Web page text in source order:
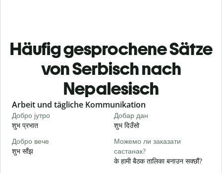
Häufig gesprochene Sätze
von Serbisch nach
Nepalesisch
Slide 1 of 6
Arbeit und tägliche Kommunikation
Добро јутро
शुभ प्रभात
Добар дан
शुभ दिउँसो
Добро вече
शुभ साँझ
Можемо ли заказати
састанак?
के हामी बैठक तालिका बनाउन सक्छौं?